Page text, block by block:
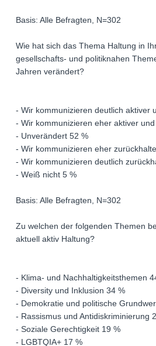
Basis: Alle Befragten, N=302
Wie hat sich das Thema Haltung in
gesellschafts- und politiknahen
Jahren verändert?
- Wir kommunizieren deutlich aktiver
- Wir kommunizieren eher aktiver
- Unverändert 52 %
- Wir kommunizieren eher
- Wir kommunizieren deutlich
- Weiß nicht 5 %
Basis: Alle Befragten, N=302
Zu welchen der folgenden Themen
aktuell aktiv Haltung?
- Klima- und Nachhaltigkeitsthemen
- Diversity und Inklusion 34 %
- Demokratie und politische
- Rassismus und Antidiskriminierung
- Soziale Gerechtigkeit 19 %
- LGBTQIA+ 17 %